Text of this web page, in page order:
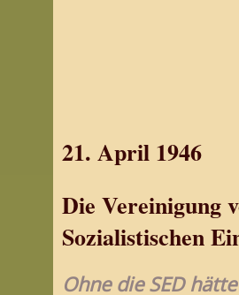
21. April 1946
Die Vereinigung
Sozialistischen
Ohne die SED